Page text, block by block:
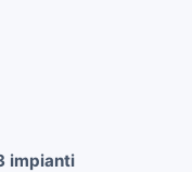
impianti